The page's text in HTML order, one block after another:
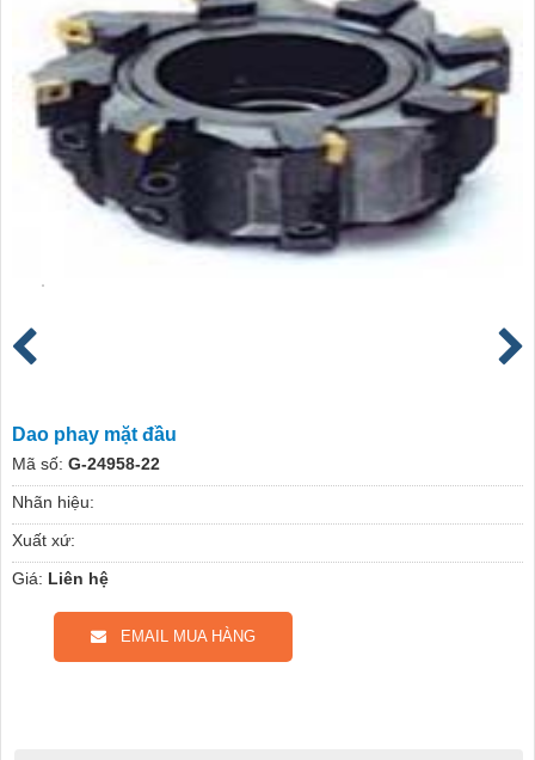
Dao phay mặt đầu
Mã số: G-24958-22
Nhãn hiệu:
Xuất xứ:
Giá: Liên hệ
EMAIL MUA HÀNG